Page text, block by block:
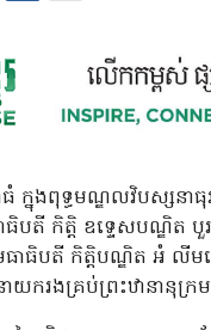
នុងពុទ្ធមណ្ឌលវិបស្សនាធុរ
បតី កិត្តិ ឧទ្ទេសបណ្ឌិត បួ
ធាធិបតី កិត្តិបណ្ឌិត អំ
យករងគ្រប់ព្រះឋានានុក្